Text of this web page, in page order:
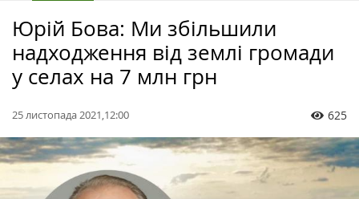
Юрій Бова: Ми збільшили
надходження від землі громади
у селах на 7 млн грн
25 листопада 2021,12:00 625